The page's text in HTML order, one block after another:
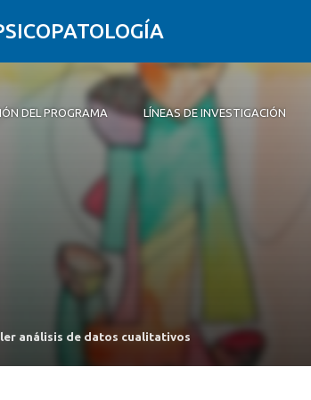
DEL PROGRAMA LÍNEAS DE INVESTIGACIÓN
análisis de datos cualitativos